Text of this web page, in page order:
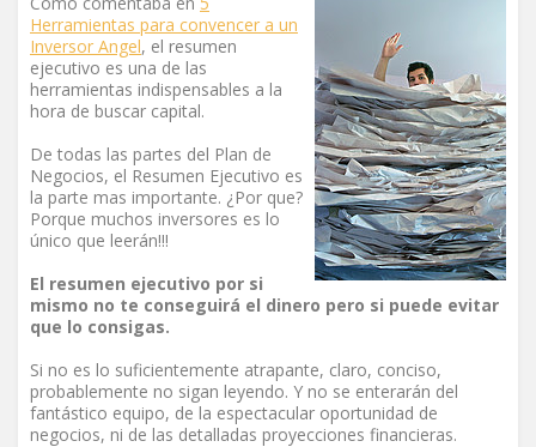
Herramientas para convencer a un
Inversor Angel, el resumen
ejecutivo es una de las
herramientas indispensables a la
hora de buscar capital.
De todas las partes del Plan de
Negocios, el Resumen Ejecutivo es
la parte mas importante. ¿Por que?
Porque muchos inversores es lo
único que leerán!!!
El resumen ejecutivo por si
mismo no te conseguirá el dinero pero si puede evitar
que lo consigas.
Si no es lo suficientemente atrapante, claro, conciso,
probablemente no sigan leyendo. Y no se enterarán del
fantástico equipo, de la espectacular oportunidad de
negocios, ni de las detalladas proyecciones financieras.